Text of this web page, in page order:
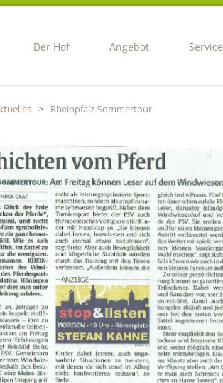
Der Hof Angebot Service
> Rheinpfalz-Sommertour